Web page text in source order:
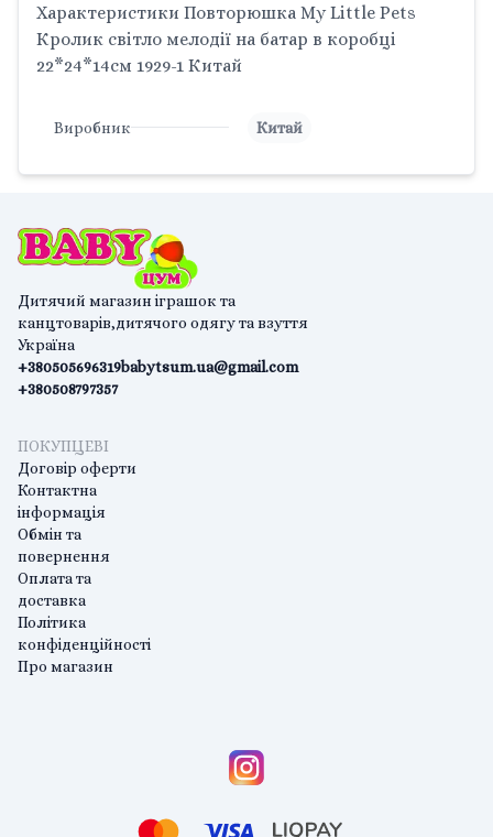
Характеристики Повторюшка My Little Pets
Кролик світло мелодії на батар в коробці
22*24*14см 1929-1 Китай
Виробник Китай
Дитячий магазин іграшок та
канцтоварів,дитячого одягу та взуття
Україна
+380505696319
+380508797357
babytsum.ua@gmail.com
ПОКУПЦЕВІ
Договір оферти
Контактна
інформація
Обмін та
повернення
Оплата та
доставка
Політика
конфіденційності
Про магазин